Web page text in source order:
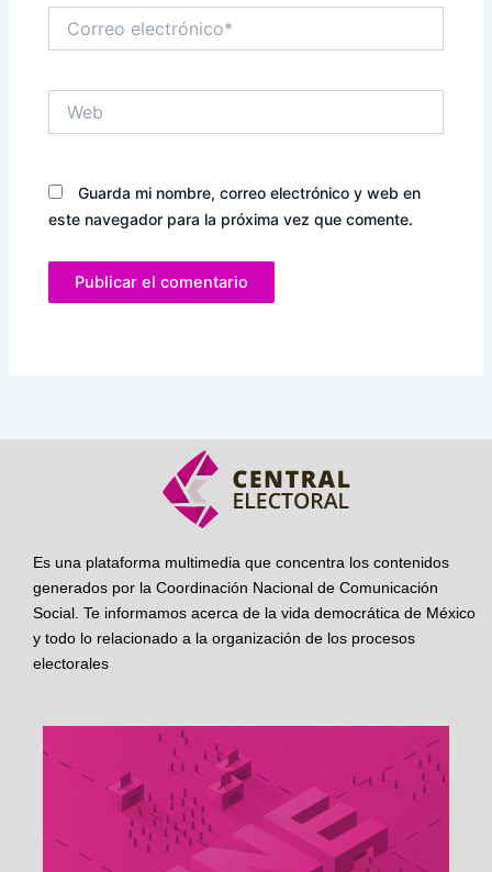
electrónico*
Guarda mi nombre, correo electrónico y web en
este navegador para la próxima vez que comente.
Es una plataforma multimedia que concentra los contenidos
generados por la Coordinación Nacional de Comunicación
Social. Te informamos acerca de la vida democrática de México
y todo lo relacionado a la organización de los procesos
electorales